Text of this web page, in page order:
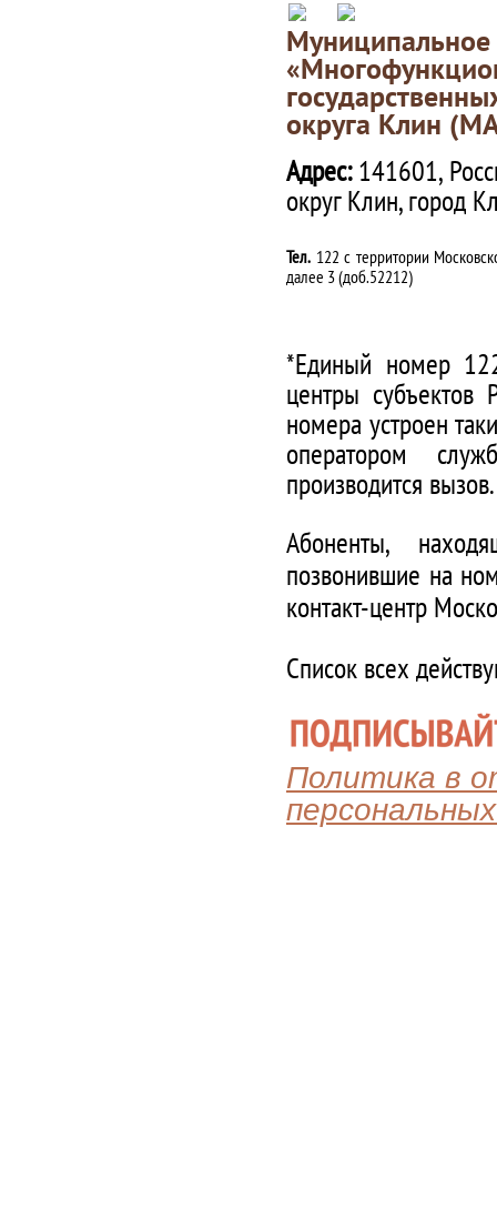
округа Клин
Адрес:141601,
округ Клин, город
Тел. 122 с территории
далее 3 (доб.52212)
*Единый номер
центры субъектов
номера устроен
оператором
производится вызов.
Абоненты,
позвонившие на
контакт-центр
Список всех
Политика в